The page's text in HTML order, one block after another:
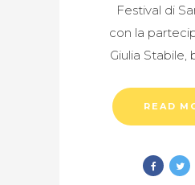
Festival di
con la
Giulia Stabile,
READ